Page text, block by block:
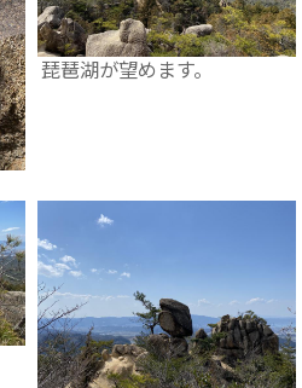
琵琶湖が望めます。